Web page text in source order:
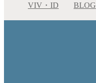
VIV・ID BLOG